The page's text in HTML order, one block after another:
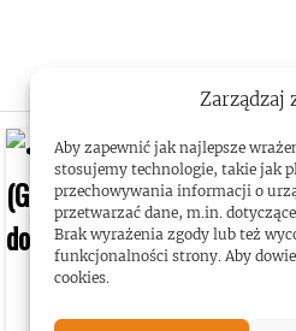
Zarządzaj
Aby zapewnić jak najlepsze
stosujemy technologie, takie jak
przechowywania informacji o
przetwarzać dane, m.in.
Brak wyrażenia zgody lub też
funkcjonalności strony. Aby
cookies.